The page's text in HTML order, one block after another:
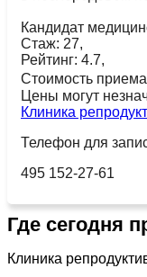
Кандидат
Стаж: 27,
Рейтинг: 4.7,
Стоимость
Цены могут
Клиника
Телефон для
495 152-27-61
Где сегодня
Клиника